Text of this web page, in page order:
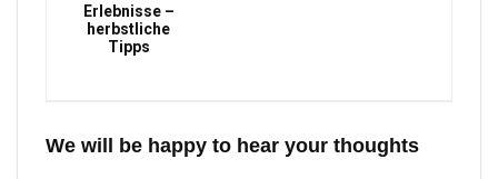
Erlebnisse –
herbstliche
Tipps
We will be happy to hear your thoughts